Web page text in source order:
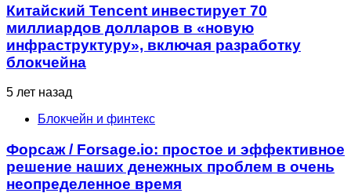
Китайский Tencent инвестирует 70
миллиардов долларов в «новую
инфраструктуру», включая разработку
блокчейна
5 лет назад
Блокчейн и финтекс
Форсаж / Forsage.io: простое и эффективное
решение наших денежных проблем в очень
неопределенное время